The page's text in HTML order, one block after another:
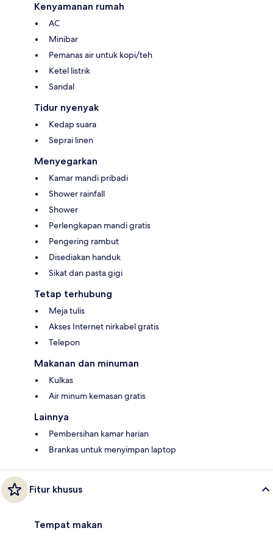
Kenyamanan rumah
AC
Minibar
Pemanas air untuk kopi/teh
Ketel listrik
Sandal
Tidur nyenyak
Kedap suara
Seprai linen
Menyegarkan
Kamar mandi pribadi
Shower rainfall
Shower
Perlengkapan mandi gratis
Pengering rambut
Disediakan handuk
Sikat dan pasta gigi
Tetap terhubung
Meja tulis
Akses Internet nirkabel gratis
Telepon
Makanan dan minuman
Kulkas
Air minum kemasan gratis
Lainnya
Pembersihan kamar harian
Brankas untuk menyimpan laptop
Fitur khusus
Tempat makan